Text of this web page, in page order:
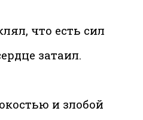
что есть сил
затаил.
и злобой